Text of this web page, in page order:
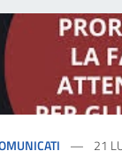
21